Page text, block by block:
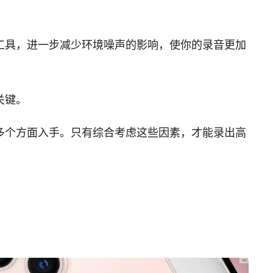
，进一步减少环境噪声的影响，使你的录音更加
。
方面入手。只有综合考虑这些因素，才能录出高